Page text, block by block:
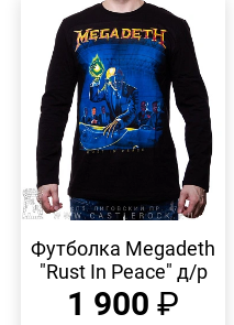
ПРОСМОТР
Футболка Megadeth
"Rust In Peace" д/р
1 900 ₽